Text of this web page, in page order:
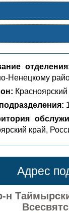
Ненецкому
Красноярский
край,
Адрес
н